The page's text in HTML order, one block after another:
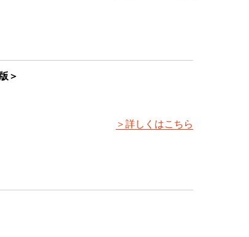
＞
＞詳しくはこちら